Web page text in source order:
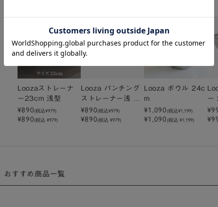
Loozaストレーナ
ー23cm 浅型
¥890(税込¥979)
¥890(税込 ¥979)
Looza パンチング
ストレーナー浅 23
cm
¥890(税込¥979)
¥890(税込 ¥979)
Looza ボウル 24c
m
¥1,090(税込¥1,199)
¥1,090(税込 ¥1,199)
ー
おすすめ商品一覧